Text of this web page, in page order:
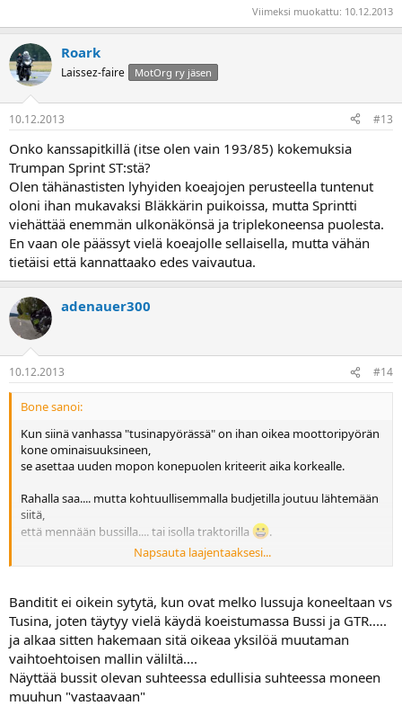
Viimeksi muokattu: 10.12.2013
Roark
Laissez-faire MotOrg ry jäsen
10.12.2013 #13
Onko kanssapitkillä (itse olen vain 193/85) kokemuksia
Trumpan Sprint ST:stä?
Olen tähänastisten lyhyiden koeajojen perusteella tuntenut
oloni ihan mukavaksi Bläkkärin puikoissa, mutta Sprintti
viehättää enemmän ulkonäkönsä ja triplekoneensa puolesta.
En vaan ole päässyt vielä koeajolle sellaisella, mutta vähän
tietäisi että kannattaako edes vaivautua.
adenauer300
10.12.2013 #14
Bone sanoi:
Kun siinä vanhassa "tusinapyörässä" on ihan oikea moottoripyörän
kone ominaisuuksineen,
se asettaa uuden mopon konepuolen kriteerit aika korkealle.
Rahalla saa.... mutta kohtuullisemmalla budjetilla joutuu lähtemään
siitä,
että mennään bussilla.... tai isolla traktorilla
.
Ihan vaikka vakavamminkin....
Napsauta laajentaaksesi...
Banditit ei oikein sytytä, kun ovat melko lussuja koneeltaan vs
Tusina, joten täytyy vielä käydä koeistumassa Bussi ja GTR.....
ja alkaa sitten hakemaan sitä oikeaa yksilöä muutaman
vaihtoehtoisen mallin väliltä....
Näyttää bussit olevan suhteessa edullisia suhteessa moneen
muuhun "vastaavaan"